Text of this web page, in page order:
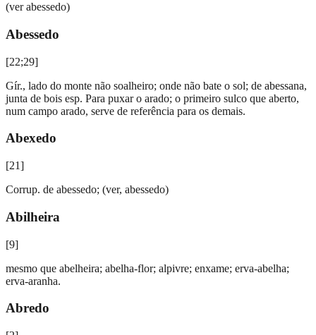
(ver abessedo)
Abessedo
[22;29]
Gír., lado do monte não soalheiro; onde não bate o sol; de abessana,
junta de bois esp. Para puxar o arado; o primeiro sulco que aberto,
num campo arado, serve de referência para os demais.
Abexedo
[21]
Corrup. de abessedo; (ver, abessedo)
Abilheira
[9]
mesmo que abelheira; abelha-flor; alpivre; enxame; erva-abelha;
erva-aranha.
Abredo